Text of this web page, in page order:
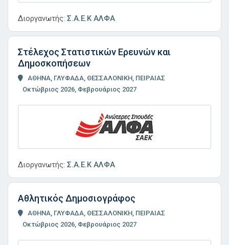
Διοργανωτής: Σ.Α.Ε.Κ ΑΛΦΑ
Στέλεχος Στατιστικών Ερευνών και
Δημοσκοπήσεων
ΑΘΗΝΑ, ΓΛΥΦΑΔΑ, ΘΕΣΣΑΛΟΝΙΚΗ, ΠΕΙΡΑΙΑΣ
Οκτώβριος 2026, Φεβρουάριος 2027
Διοργανωτής: Σ.Α.Ε.Κ ΑΛΦΑ
Αθλητικός Δημοσιογράφος
ΑΘΗΝΑ, ΓΛΥΦΑΔΑ, ΘΕΣΣΑΛΟΝΙΚΗ, ΠΕΙΡΑΙΑΣ
Οκτώβριος 2026, Φεβρουάριος 2027